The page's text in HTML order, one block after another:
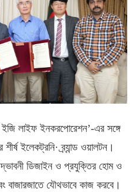
ইজি লাইফ ইনকরপোরেশন’-এর সঙ্গে
ইলেকট্রনি· ব্র্যান্ড ওয়ালটন।
ডিজাইন ও প্রযুক্তির হোম ও
বাজারজাতে যৌথভাবে কাজ করবে।